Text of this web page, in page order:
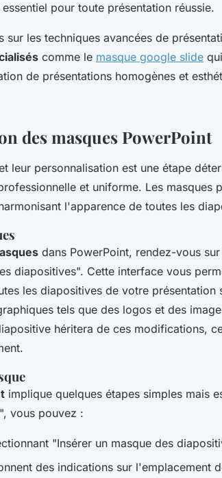
pour toute présentation réussie.
les techniques avancées de
comme le masque google slide
de présentations homogènes et
des masques PowerPoint
leur personnalisation est une étape
et uniforme. Les masques
l'apparence de toutes les
dans PowerPoint, rendez-vous sur
diapositives". Cette interface vous
les diapositives de votre présentation
tels que des logos et des
héritera de ces modifications,
implique quelques étapes simples mais
vous pouvez :
"Insérer un masque des
des indications sur l'emplacement